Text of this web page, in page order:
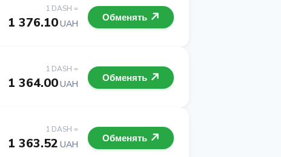
1 DASH =
1 376.10UAH
Обменять
1 DASH =
1 364.00UAH
Обменять
1 DASH =
1 363.52 UAH
Обменять